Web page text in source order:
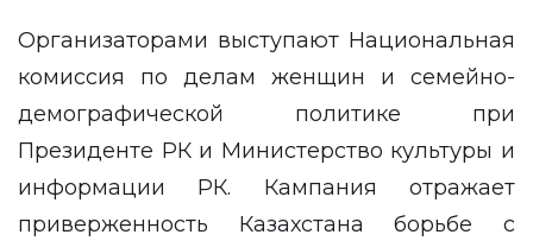
Организаторами выступают Национальная
комиссия по делам женщин и семейно-
демографической политике при
Президенте РК и Министерство культуры и
информации РК. Кампания отражает
приверженность Казахстана борьбе с